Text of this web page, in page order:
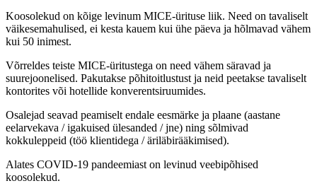
Koosolekud on kõige levinum MICE-ürituse liik. Need on tavaliselt
väikesemahulised, ei kesta kauem kui ühe päeva ja hõlmavad vähem
kui 50 inimest.
Võrreldes teiste MICE-üritustega on need vähem säravad ja
suurejoonelised. Pakutakse põhitoitlustust ja neid peetakse tavaliselt
kontorites või hotellide konverentsiruumides.
Osalejad seavad peamiselt endale eesmärke ja plaane (aastane
eelarvekava / igakuised ülesanded / jne) ning sõlmivad
kokkuleppeid (töö klientidega / äriläbirääkimised).
Alates COVID-19 pandeemiast on levinud veebipõhised
koosolekud.